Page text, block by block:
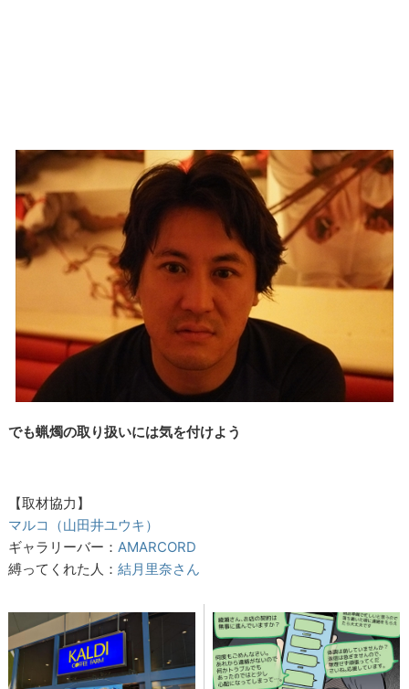
でも蝋燭の取り扱いには気を付けよう
【取材協力】
マルコ（山田井ユウキ）
ギャラリーバー：AMARCORD
縛ってくれた人：結月里奈さん